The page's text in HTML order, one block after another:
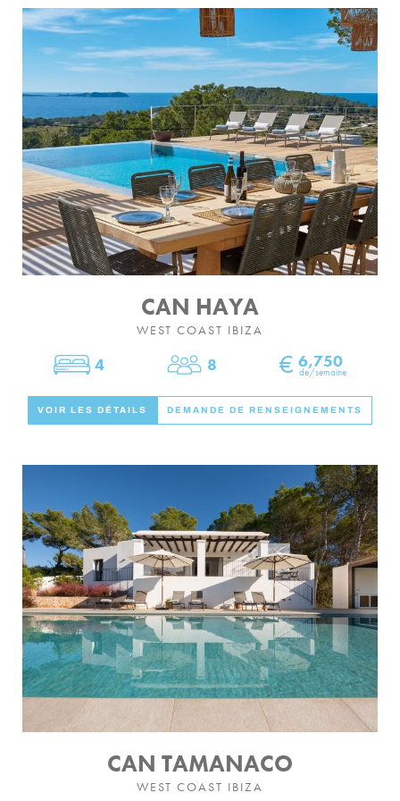
CAN HAYA
WEST COAST IBIZA
Chambres
4 Dormir
8 € 6,750
de/semaine
VOIR LES DÉTAILS DEMANDE DE RENSEIGNEMENTS
CAN TAMANACO
WEST COAST IBIZA